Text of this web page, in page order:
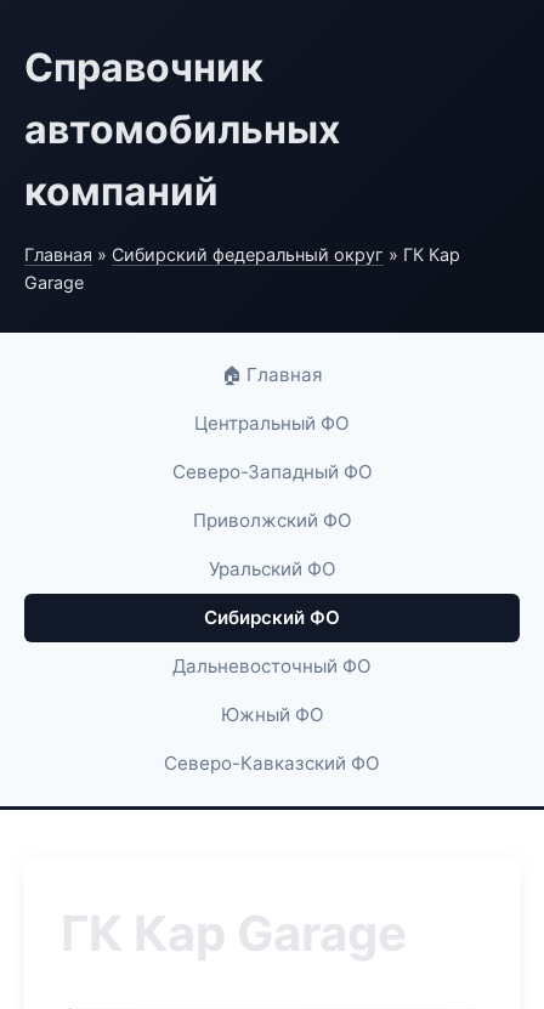
Справочник
автомобильных
компаний
Главная » Сибирский федеральный округ » ГК Кар
Garage
🏠 Главная
Центральный ФО
Северо-Западный ФО
Приволжский ФО
Уральский ФО
Сибирский ФО
Дальневосточный ФО
Южный ФО
Северо-Кавказский ФО
ГК Кар Garage